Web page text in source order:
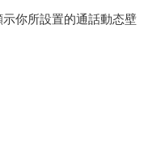
你所設置的通話動态壁